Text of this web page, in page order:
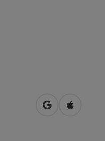
in Googlein Apple